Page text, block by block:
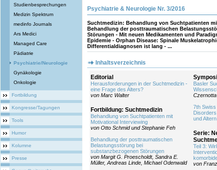
Studienbesprechungen
Medizin Spektrum
medinfo Journals
Ars Medici
Managed Care
Pädiatrie
Psychiatrie/Neurologie
Gynäkologie
Onkologie
Fortbildung
Kongresse/Tagungen
Tools
Humor
Kolumne
Presse
Psychiatrie & Neurologie Nr. 3/2016
Suchtmedizin: Behandlung von Suchtpatienten
Behandlung der posttraumatischen
Störungen - Mit neuen Medikamenten und
Epidemie - Orphan Disease: Spinale
Differentialdiagnosen ist lang - ...
Inhaltsverzeichnis
Editorial
Herausforderungen in der Suchtmedizin -
eine Frage des Alters?
von Marc Walter
Fortbildung: Suchtmedizin
Behandlung von Suchtpatienten mit
Motivational Interviewing
von Otto Schmid und Stephanie Feh
Behandlung der posttraumatischen
Belastungsstörung bei
substanzbezogenen Störungen
von Margit G. Proescholdt, Sandra E.
Müller, Andreas Linde, Michael Odenwald
Basler
Czernotta
7th
und Altern
Serie:
Teil 3:
von